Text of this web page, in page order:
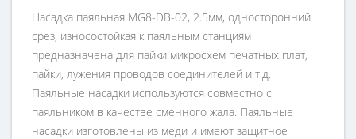
Насадка паяльная MG8-DB-02, 2.5мм, односторонний
срез, износостойкая к паяльным станциям
предназначена для пайки микросхем печатных плат,
пайки, лужения проводов соединителей и т.д.
Паяльные насадки используются совместно с
паяльником в качестве сменного жала. Паяльные
насадки изготовлены из меди и имеют защитное